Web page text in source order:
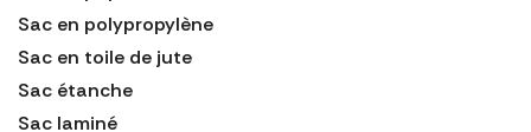
Sac en polypropylène
Sac en toile de jute
Sac étanche
Sac laminé